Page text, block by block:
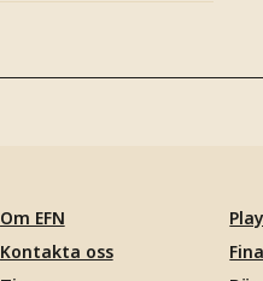
Om EFN
Kontakta oss
Play